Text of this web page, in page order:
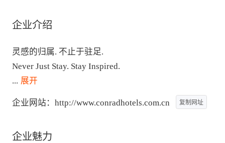
企业介绍
灵感的归属. 不止于驻足.
... 展开
企业网站： http://www.conradhotels.com.cn 复制网址
企业魅力